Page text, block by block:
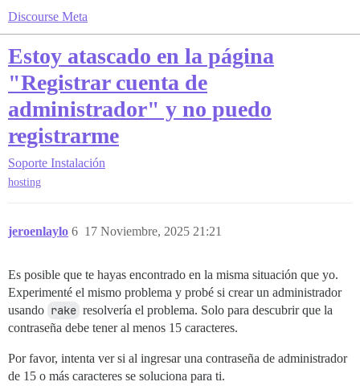
Discourse Meta
Estoy atascado en la página
"Registrar cuenta de
administrador" y no puedo
registrarme
Soporte Instalación
hosting
jeroenlaylo 17 Noviembre, 2025 21:21
6
Es posible que te hayas encontrado en la misma situación que yo.
Experimenté el mismo problema y probé si crear un administrador
usando rake resolvería el problema. Solo para descubrir que la
contraseña debe tener al menos 15 caracteres.
Por favor, intenta ver si al ingresar una contraseña de administrador
de 15 o más caracteres se soluciona para ti.